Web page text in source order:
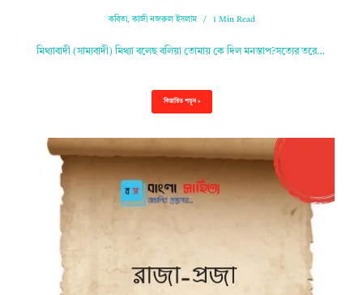
কবিতা,কাজী নজরুল ইসলাম 1 Min Read
মিথ্যাবাদী (সাম্যবাদী) মিথ্যা বলেছ বলিয়া তোমায় কে দিল মনস্তাপ?সত্যের তরে…
বিস্তারিত পড়ুন »